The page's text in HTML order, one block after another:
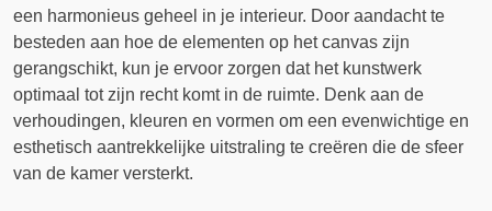
een harmonieus geheel in je interieur. Door aandacht te
besteden aan hoe de elementen op het canvas zijn
gerangschikt, kun je ervoor zorgen dat het kunstwerk
optimaal tot zijn recht komt in de ruimte. Denk aan de
verhoudingen, kleuren en vormen om een evenwichtige en
esthetisch aantrekkelijke uitstraling te creëren die de sfeer
van de kamer versterkt.